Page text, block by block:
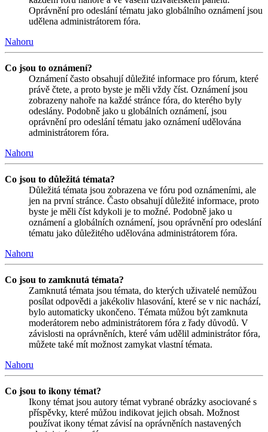
Oprávnění pro odeslání tématu jako globálního oznámení jsou
udělena administrátorem fóra.
Nahoru
Co jsou to oznámení?
Oznámení často obsahují důležité informace pro fórum, které
právě čtete, a proto byste je měli vždy číst. Oznámení jsou
zobrazeny nahoře na každé stránce fóra, do kterého byly
odeslány. Podobně jako u globálních oznámení, jsou
oprávnění pro odeslání tématu jako oznámení udělována
administrátorem fóra.
Nahoru
Co jsou to důležitá témata?
Důležitá témata jsou zobrazena ve fóru pod oznámeními, ale
jen na první stránce. Často obsahují důležité informace, proto
byste je měli číst kdykoli je to možné. Podobně jako u
oznámení a globálních oznámení, jsou oprávnění pro odeslání
tématu jako důležitého udělována administrátorem fóra.
Nahoru
Co jsou to zamknutá témata?
Zamknutá témata jsou témata, do kterých uživatelé nemůžou
posílat odpovědi a jakékoliv hlasování, které se v nic nachází,
bylo automaticky ukončeno. Témata můžou být zamknuta
moderátorem nebo administrátorem fóra z řady důvodů. V
závislosti na oprávněních, které vám udělil administrátor fóra,
můžete také mít možnost zamykat vlastní témata.
Nahoru
Co jsou to ikony témat?
Ikony témat jsou autory témat vybrané obrázky asociované s
příspěvky, které můžou indikovat jejich obsah. Možnost
používat ikony témat závisí na oprávněních nastavených